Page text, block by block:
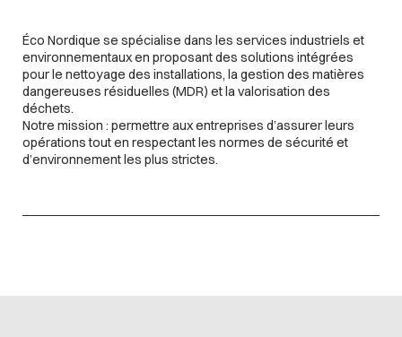
Éco Nordique se spécialise dans les services industriels et
environnementaux en proposant des solutions intégrées
pour le nettoyage des installations, la gestion des matières
dangereuses résiduelles (MDR) et la valorisation des
déchets.
Notre mission : permettre aux entreprises d’assurer leurs
opérations tout en respectant les normes de sécurité et
d’environnement les plus strictes.